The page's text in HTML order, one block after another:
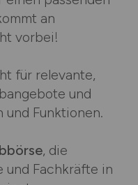
an
vorbei!
für relevante,
und
und Funktionen.
, die
und Fachkräfte in